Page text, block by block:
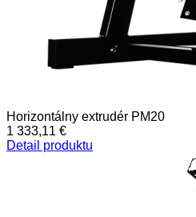
Horizontálny extrudér PM20
1 333,11 €
Detail produktu